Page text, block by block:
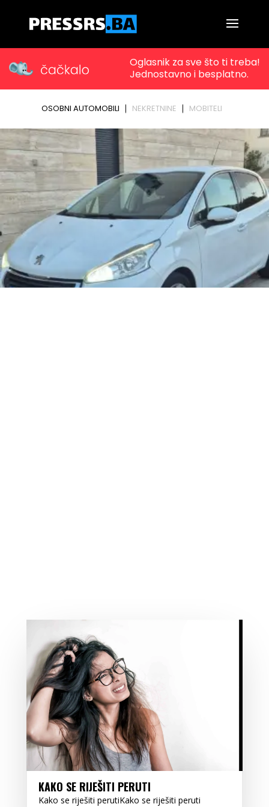
KAKO SE RIJEŠITI PERUTI
Kako se riješiti perutiKako se riješiti peruti